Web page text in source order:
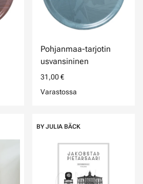
Pohjanmaa-tarjotin
usvansininen
31,00 €
Varastossa
BY JULIA BÄCK